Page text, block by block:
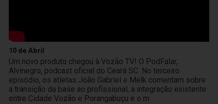
10 de Abril
Um novo produto chegou à Vozão TV! O PodFalar,
Alvinegro, podcast oficial do Ceará SC. No terceiro
episódio, os atletas João Gabriel e Melk comentam sobre
a transição da base ao profissional, a integração existente
entre Cidade Vozão e Porangabuçu e o m